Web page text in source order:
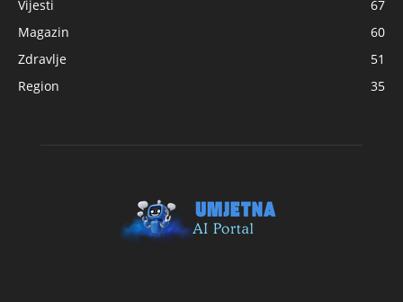
Vijesti
67
Magazin
60
Zdravlje
51
Region
35